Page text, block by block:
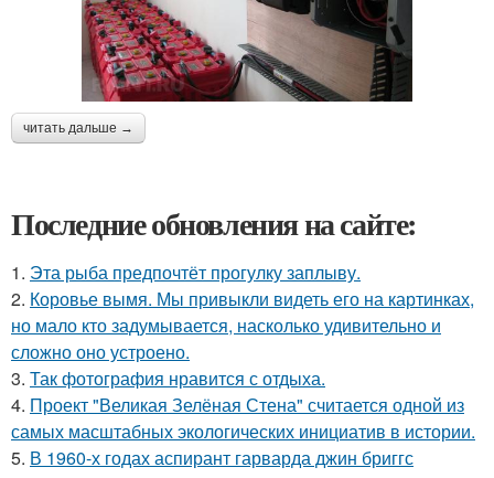
читать дальше →
Последние обновления на сайте:
1. Эта рыба предпочтёт прогулку заплыву.
2. Коровье вымя. Мы привыкли видеть его на картинках,
но мало кто задумывается, насколько удивительно и
сложно оно устроено.
3. Так фотография нравится с отдыха.
4. Проект "Великая Зелёная Стена" считается одной из
самых масштабных экологических инициатив в истории.
5. В 1960-х годах аспирант гарварда джин бриггс